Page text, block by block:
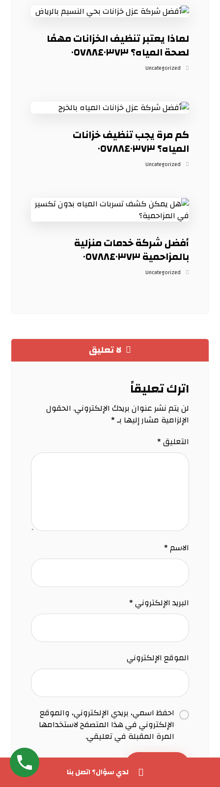
لماذا يعتبر تنظيف الخزانات مهمًا
لصحة المياه؟ ٠٥٧٨٨٤٠٣٧٣
Uncategorized
كم مرة يجب تنظيف خزانات
المياه؟ ٠٥٧٨٨٤٠٣٧٣
Uncategorized
أفضل شركة خدمات منزلية
بالمزاحمية ٠٥٧٨٨٤٠٣٧٣
Uncategorized
لا تعليق
اترك تعليقاً
لن يتم نشر عنوان بريدك الإلكتروني. الحقول
الإلزامية مشار إليها بـ*
التعليق*
الاسم*
البريد الإلكتروني*
الموقع الإلكتروني
احفظ اسمي، بريدي الإلكتروني، والموقع
الإلكتروني في هذا المتصفح لاستخدامها
المرة المقبلة في تعليقي.
لدي سؤال؟ اتصل بنا